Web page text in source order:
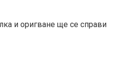
и оригване ще се справи